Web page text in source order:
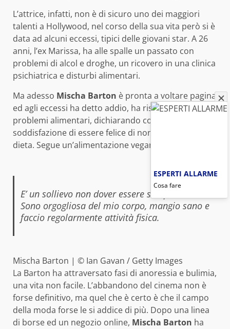
L’attrice, infatti, non è di sicuro uno dei maggiori
talenti a Hollywood, nel corso della sua vita però si è
data ad alcuni eccessi, tipici delle giovani star. A 26
anni, l’ex Marissa, ha alle spalle un passato con
problemi di alcol e droghe, un ricovero in una clinica
psichiatrica e disturbi alimentari.
Ma adesso Mischa Barton è pronta a voltare pagina
ed agli eccessi ha detto addio, ha risolto anche i suoi
problemi alimentari, dichiarando con grande
soddisfazione di essere felice di non essere più a
dieta. Segue un’alimentazione vegana:
E’ un sollievo non dover essere sempre a dieta.
Sono orgogliosa del mio corpo, mangio sano e
faccio regolarmente attività fisica.
Mischa Barton | © Ian Gavan / Getty Images
La Barton ha attraversato fasi di anoressia e bulimia,
una vita non facile. L’abbandono del cinema non è
forse definitivo, ma quel che è certo è che il campo
della moda forse le si addice di più. Dopo una linea
di borse ed un negozio online, Mischa Barton ha
ESPERTI ALLARME
Cosa fare